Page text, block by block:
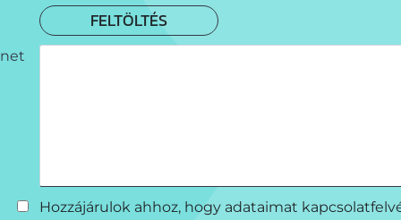
FELTÖLTÉS
Hozzájárulok ahhoz, hogy adataimat